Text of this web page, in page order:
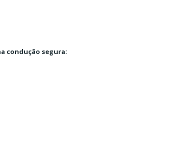
condução segura: